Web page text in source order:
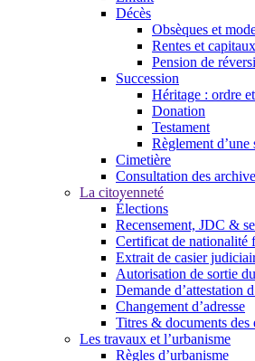
Décès
Obsèques et
Rentes et
Pension de
Succession
Héritage : ordre
Donation
Testament
Règlement d’une
Cimetière
Consultation des
La citoyenneté
Élections
Recensement, JDC &
Certificat de nationalité
Extrait de casier
Autorisation de sortie
Demande d’attestation
Changement d’adresse
Titres & documents des
Les travaux et l’urbanisme
Règles d’urbanisme